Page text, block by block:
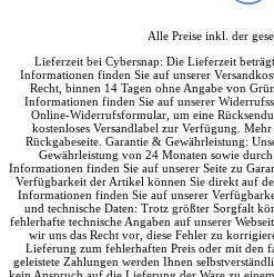
Alle Preise inkl. der
Lieferzeit bei Cybersnap: Die Lieferzeit
Informationen finden Sie auf unserer
Recht, binnen 14 Tagen ohne Angabe von
Informationen finden Sie auf unserer
Online-Widerrufsformular, um eine
kostenloses Versandlabel zur Verfügung.
Rückgabeseite. Garantie & Gewährleistung:
Gewährleistung von 24 Monaten sowie
Informationen finden Sie auf unserer Seite zu
Verfügbarkeit der Artikel können Sie direkt auf
Informationen finden Sie auf unserer
und technische Daten: Trotz größter Sorgfalt
fehlerhafte technische Angaben auf unserer
wir uns das Recht vor, diese Fehler zu
Lieferung zum fehlerhaften Preis oder mit den
geleistete Zahlungen werden Ihnen